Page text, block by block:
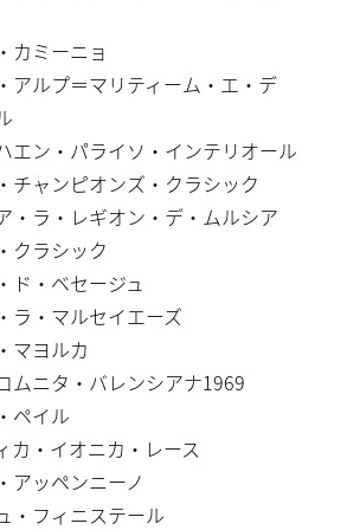
カミーニョ
アルプ＝マリティーム・エ・デ
エン・パライソ・インテリオール
チャンピオンズ・クラシック
・ラ・レギオン・デ・ムルシア
クラシック
ド・ベセージュ
ラ・マルセイエーズ
マヨルカ
ムニタ・バレンシアナ1969
ペイル
カ・イオニカ・レース
アッペンニーノ
・フィニステール